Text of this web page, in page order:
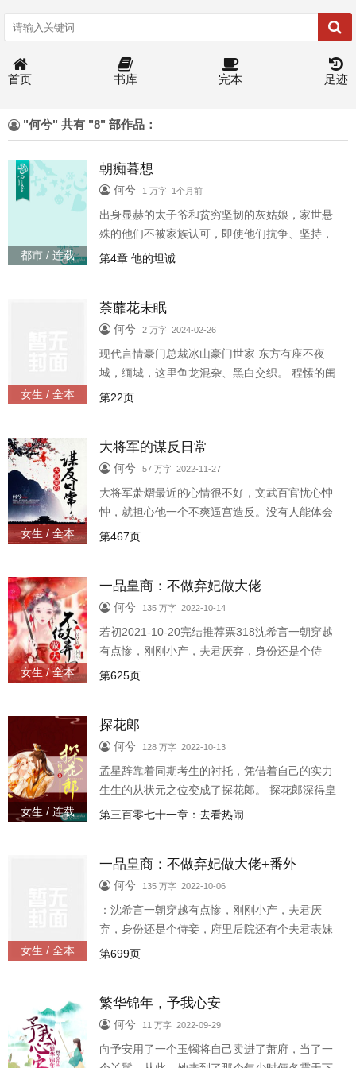
首页 书库 完本 足迹
"何兮" 共有 "8" 部作品：
都市 / 连载
朝痴暮想
何兮 1 万字 1个月前
出身显赫的太子爷和贫穷坚韧的灰姑娘，家世悬
殊的他们不被家族认可，即使他们抗争、坚持，
却依旧被拆散。 最后灰姑娘黯然分手，太子爷娶
故事。 直到她知道萧靖北曾有过相爱七年的女
友，她才知道他办公室里的牛奶、他的体贴，都
是有另外一个女人的影子。 他们婚后他唯一一次
夜不归宿，是跟那个女人在一起；意外发生时，
第4章 他的坦诚
女生 / 全本
荼蘼花未眠
何兮 2 万字 2024-02-26
现代言情豪门总裁冰山豪门世家 东方有座不夜
城，缅城，这里鱼龙混杂、黑白交织。 程愫的闺
蜜，生来的依靠，简安一年前来这里探访失踪。
第22页
女生 / 全本
大将军的谋反日常
何兮 57 万字 2022-11-27
大将军萧熠最近的心情很不好，文武百官忧心忡
忡，就担心他一个不爽逼宫造反。没有人能体会
萧熠的烦恼，自家的小皇帝越长越好看，让他越
了小皇帝越加俊俏的面容上。被自己打脸的将军
大人脸色越加的寒霜。算了算了，他不是为难自
己的人，既然觉得好，那就好吧，他就帮他去征
战天下，将这如画江山送给他。但是小皇帝是几
第467页
女生 / 全本
一品皇商：不做弃妃做大佬
何兮 135 万字 2022-10-14
若初2021-10-20完结推荐票318沈希言一朝穿越
有点惨，刚刚小产，夫君厌弃，身份还是个侍
妾，府里后院还有个夫君表妹和公主表妹等着弄
后争权而被牵连，抓入了大牢。沈希言开始了努
力赚钱赎义兄的经商之路，一不小心成了皇商。
一不小心，她也有了可以影响权贵的力量。就连
前夫也来借钱？沈希言一脸严肃的拒绝，她绝不
第625页
女生 / 连载
探花郎
何兮 128 万字 2022-10-13
孟星辞靠着同期考生的衬托，凭借着自己的实力
生生的从状元之位变成了探花郎。 探花郎深得皇
上器重，一纸诏书把她发配到了雁回关裁军。孟
世子爷，她刚上任的第一天，就被关进了大牢。
这梁子，结大了。
第三百零七十一章：去看热闹
女生 / 全本
一品皇商：不做弃妃做大佬+番外
何兮 135 万字 2022-10-06
：沈希言一朝穿越有点惨，刚刚小产，夫君厌
弃，身份还是个侍妾，府里后院还有个夫君表妹
和公主表妹等着弄死她好继位。 于是沈希言麻溜
第699页
繁华锦年，予我心安
何兮 11 万字 2022-09-29
向予安用了一个玉镯将自己卖进了萧府，当了一